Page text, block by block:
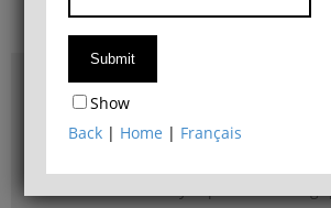
Access & maps
Philosophy Department Library
Show
Back | Home | Français